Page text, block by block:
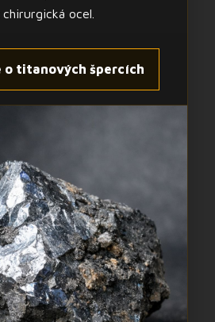
chirurgická ocel.
titanových špercích